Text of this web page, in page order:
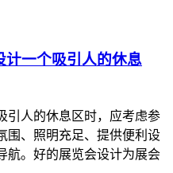
计一个吸引人的休息
引人的休息区时，应考虑参
围、照明充足、提供便利设
航。好的展览会设计为展会